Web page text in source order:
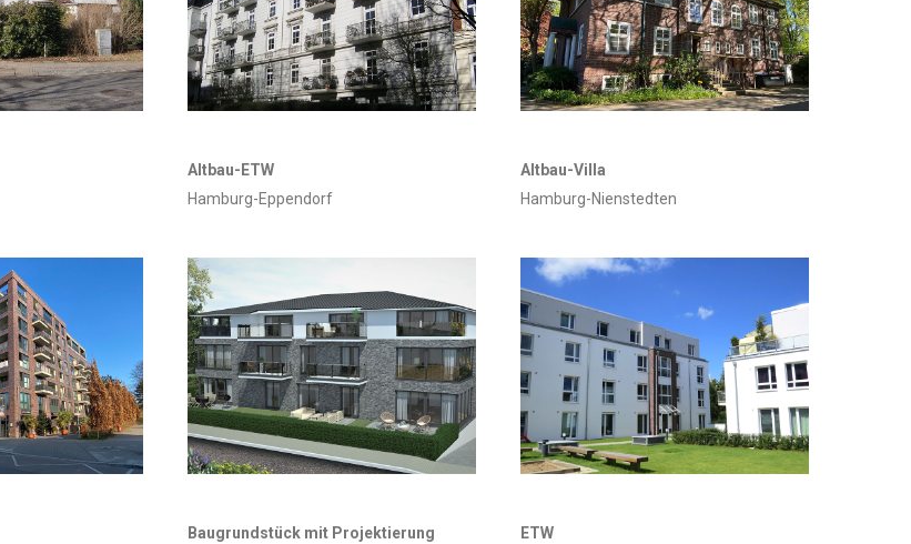
Altbau-ETW
Hamburg-Eppendorf
Altbau-Villa
Hamburg-Nienstedten
Baugrundstück mit Projektierung
ETW